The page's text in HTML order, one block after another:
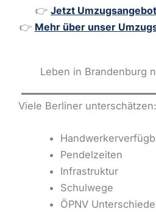
👉 Jetzt
👉 Mehr über unser
Leben in Brandenburg
Viele Berliner unterschätzen:
Pendelzeiten
Infrastruktur
Schulwege
ÖPNV Unterschiede